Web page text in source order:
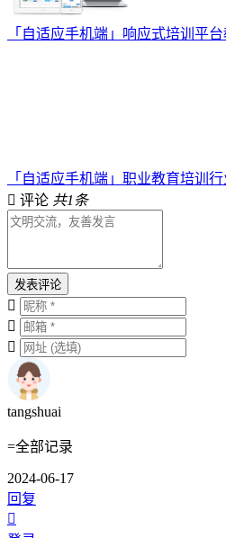
「自适应手机端」响应式培训平
「自适应手机端」职业教育培训
评论 共1条
发表评论
tangshuai
=全部记录
2024-06-17
回复